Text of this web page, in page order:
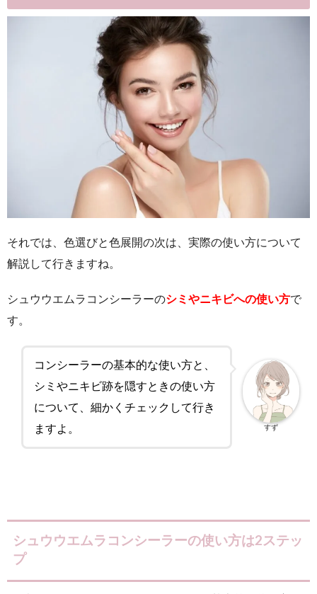
それでは、色選びと色展開の次は、実際の使い方について
解説して行きますね。
シュウウエムラコンシーラーのシミやニキビへの使い方で
す。
コンシーラーの基本的な使い方と、
シミやニキビ跡を隠すときの使い方
について、細かくチェックして行き
ますよ。
すず
シュウウエムラコンシーラーの使い方は2ステッ
プ